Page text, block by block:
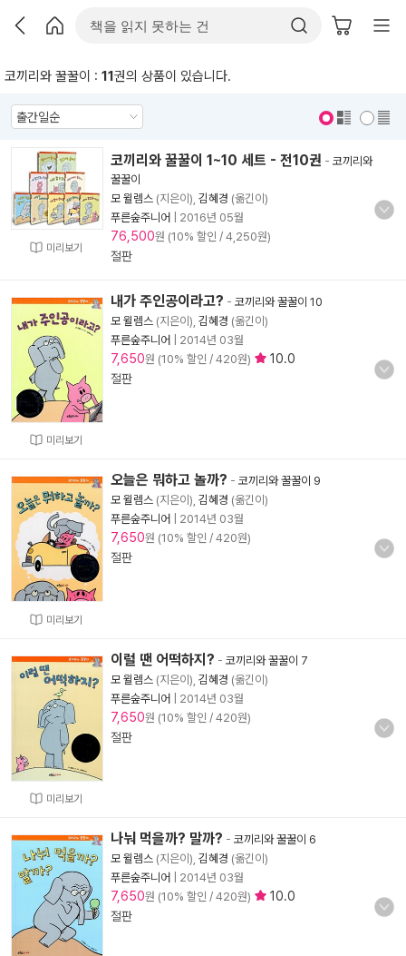
코끼리와 꿀꿀이 : 11권의 상품이 있습니다.
미리보기
코끼리와 꿀꿀이 1~10 세트 - 전10권 - 코끼리와
꿀꿀이
모 윌렘스 (지은이), 김혜경 (옮긴이)
푸른숲주니어
2016년 05월
76,500원 (10% 할인 / 4,250원)
절판
미리보기
내가 주인공이라고? - 코끼리와 꿀꿀이 10
모 윌렘스 (지은이), 김혜경 (옮긴이)
푸른숲주니어
2014년 03월
7,650원 (10% 할인 / 420원)
10.0
절판
미리보기
오늘은 뭐하고 놀까? - 코끼리와 꿀꿀이 9
모 윌렘스 (지은이), 김혜경 (옮긴이)
푸른숲주니어
2014년 03월
7,650원 (10% 할인 / 420원)
절판
미리보기
이럴 땐 어떡하지? - 코끼리와 꿀꿀이 7
모 윌렘스 (지은이), 김혜경 (옮긴이)
푸른숲주니어
2014년 03월
7,650원 (10% 할인 / 420원)
절판
나눠 먹을까? 말까? - 코끼리와 꿀꿀이 6
모 윌렘스 (지은이), 김혜경 (옮긴이)
푸른숲주니어
2014년 03월
7,650원 (10% 할인 / 420원)
10.0
절판